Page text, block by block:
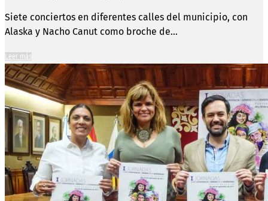
​​Siete conciertos en diferentes calles del municipio, con
Alaska y Nacho Canut como broche de...
Leer más